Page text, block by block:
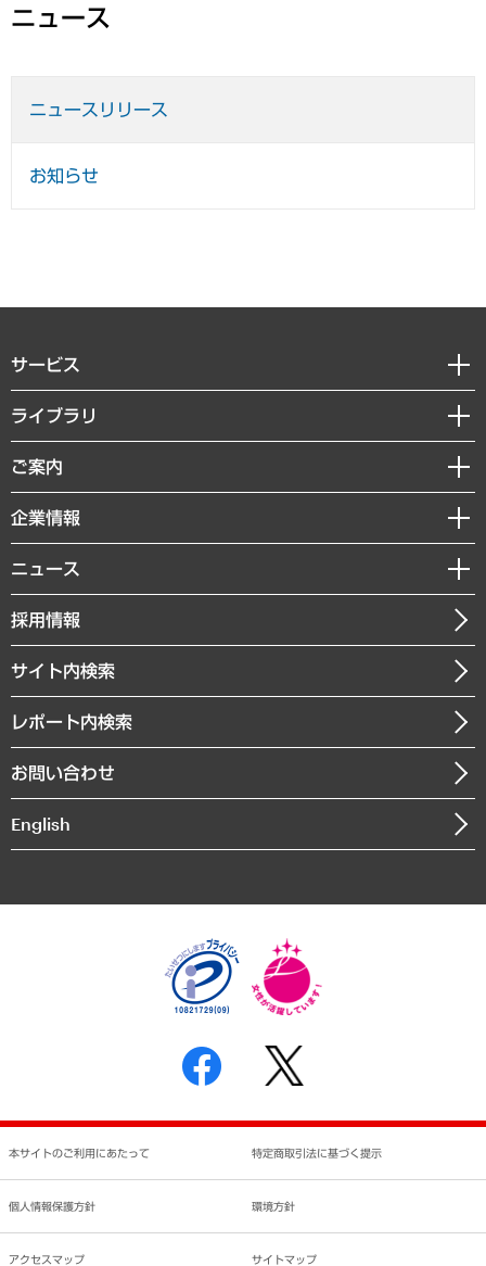
ニュース
ニュースリリース
お知らせ
サービス
経営戦略
組織・人事戦略
デジタルイノベーション
共生・ダイバーシティ
GRC（ガバナンス・リスク・コンプライアンス）・防災（政策）
経済・産業・雇用・労働
まちづくり・観光・交通・スポーツ・スマートシティ
自然資源・農林水産業・食料システム
ライブラリ
経済調査
レポート
コラム
経営用語集
受託・受注実績（官公庁関連）
メディア掲載・出演
ご案内
セミナー・イベント情報
MUFGビジネスセミナー
受託案件情報
企業情報
私たちの想い
社長メッセージ
会社概要
沿革
組織図・本部部室紹介
インドネシア現地法人
個人情報保護方針
反社会的勢力に対する基本方針
書面による個人情報の開示等の請求の手続きについて
ニュース
ニュースリリース
お知らせ
採用情報
サイト内検索
レポート内検索
お問い合わせ
English
本サイトのご利用にあたって 特定商取引法に基づく提示
個人情報保護方針 環境方針
アクセスマップ サイトマップ